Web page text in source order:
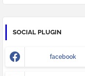
SOCIAL PLUGIN
facebook